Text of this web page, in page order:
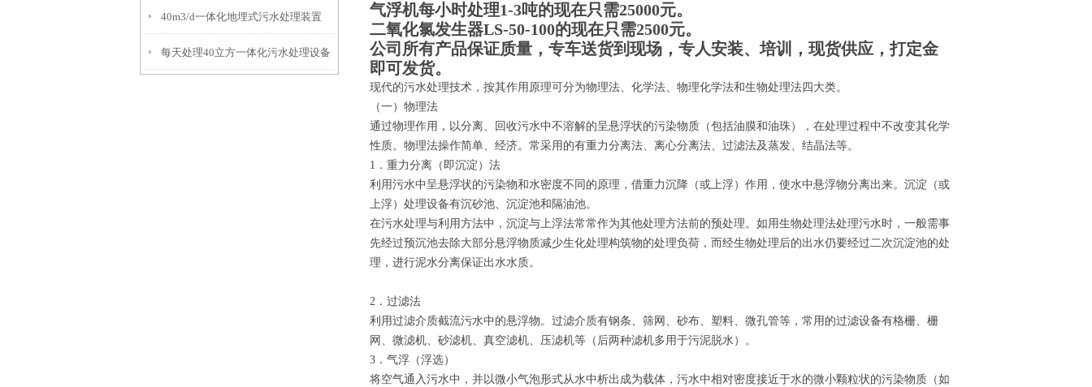
40m3/d一体化地埋式污水处理装置
每天处理40立方一体化污水处理设备
气浮机每小时处理1-3吨的现在只需25000元。
二氧化氯发生器LS-50-100的现在只需2500元。
公司所有产品保证质量，专车送货到现场，专人安装、培训，现货供应，打定金
即可发货。
现代的污水处理技术，按其作用原理可分为物理法、化学法、物理化学法和生物处理法四大类。
（一）物理法
通过物理作用，以分离、回收污水中不溶解的呈悬浮状的污染物质（包括油膜和油珠），在处理过程中不改变其化学
性质。物理法操作简单、经济。常采用的有重力分离法、离心分离法、过滤法及蒸发、结晶法等。
1．重力分离（即沉淀）法
利用污水中呈悬浮状的污染物和水密度不同的原理，借重力沉降（或上浮）作用，使水中悬浮物分离出来。沉淀（或
上浮）处理设备有沉砂池、沉淀池和隔油池。
在污水处理与利用方法中，沉淀与上浮法常常作为其他处理方法前的预处理。如用生物处理法处理污水时，一般需事
先经过预沉池去除大部分悬浮物质减少生化处理构筑物的处理负荷，而经生物处理后的出水仍要经过二次沉淀池的处
理，进行泥水分离保证出水水质。
2．过滤法
利用过滤介质截流污水中的悬浮物。过滤介质有钢条、筛网、砂布、塑料、微孔管等，常用的过滤设备有格栅、栅
网、微滤机、砂滤机、真空滤机、压滤机等（后两种滤机多用于污泥脱水）。
3．气浮（浮选）
将空气通入污水中，并以微小气泡形式从水中析出成为载体，污水中相对密度接近于水的微小颗粒状的污染物质（如